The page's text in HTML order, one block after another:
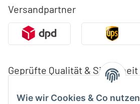
Wie wir Cookies & Co nutzen
Versandpartner
Geprüfte Qualität & Sicherheit